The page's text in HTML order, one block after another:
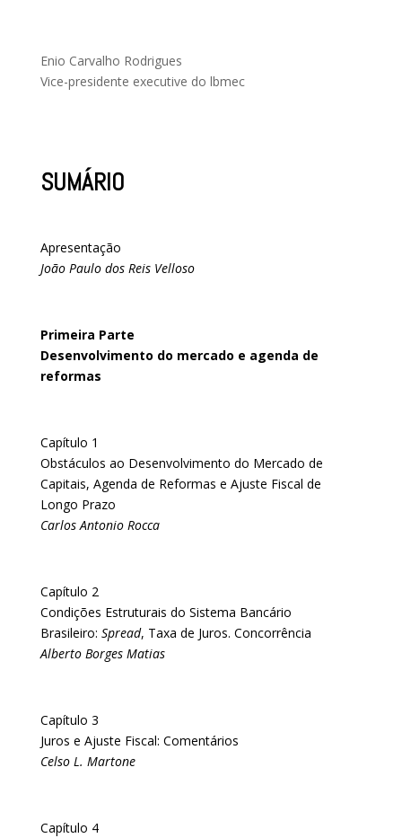
Enio Carvalho Rodrigues
Vice-presidente executive do lbmec
SUMÁRIO
Apresentação
João Paulo dos Reis Velloso
Primeira Parte
Desenvolvimento do mercado e agenda de
reformas
Capítulo 1
Obstáculos ao Desenvolvimento do Mercado de
Capitais, Agenda de Reformas e Ajuste Fiscal de
Longo Prazo
Carlos Antonio Rocca
Capítulo 2
Condições Estruturais do Sistema Bancário
Brasileiro: Spread, Taxa de Juros. Concorrência
Alberto Borges Matias
Capítulo 3
Juros e Ajuste Fiscal: Comentários
Celso L. Martone
Capítulo 4